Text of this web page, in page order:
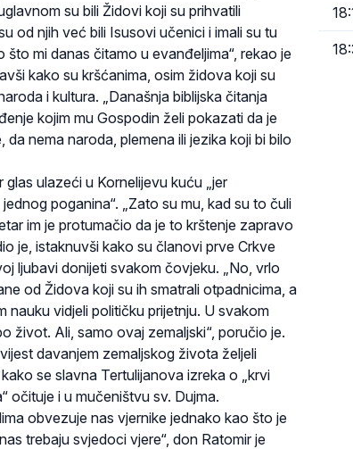
su bili Židovi koji su prihvatili
od njih već bili Isusovi učenici i imali su tu
mi danas čitamo u evanđeljima“, rekao je
kako su kršćanima, osim židova koji su
i kultura. „Današnja biblijska čitanja
kojim mu Gospodin želi pokazati da je
nema naroda, plemena ili jezika koji bi bilo
ulazeći u Kornelijevu kuću „jer
poganina“. „Zato su mu, kad su to čuli
im je protumačio da je to krštenje zapravo
je, istaknuvši kako su članovi prve Crkve
ljubavi donijeti svakom čovjeku. „No, vrlo
od Židova koji su ih smatrali otpadnicima, a
nauku vidjeli političku prijetnju. U svakom
život. Ali, samo ovaj zemaljski“, poručio je.
davanjem zemaljskog života željeli
se slavna Tertulijanova izreka o „krvi
očituje i u mučeništvu sv. Dujma.
obvezuje nas vjernike jednako kao što je
trebaju svjedoci vjere“, don Ratomir je